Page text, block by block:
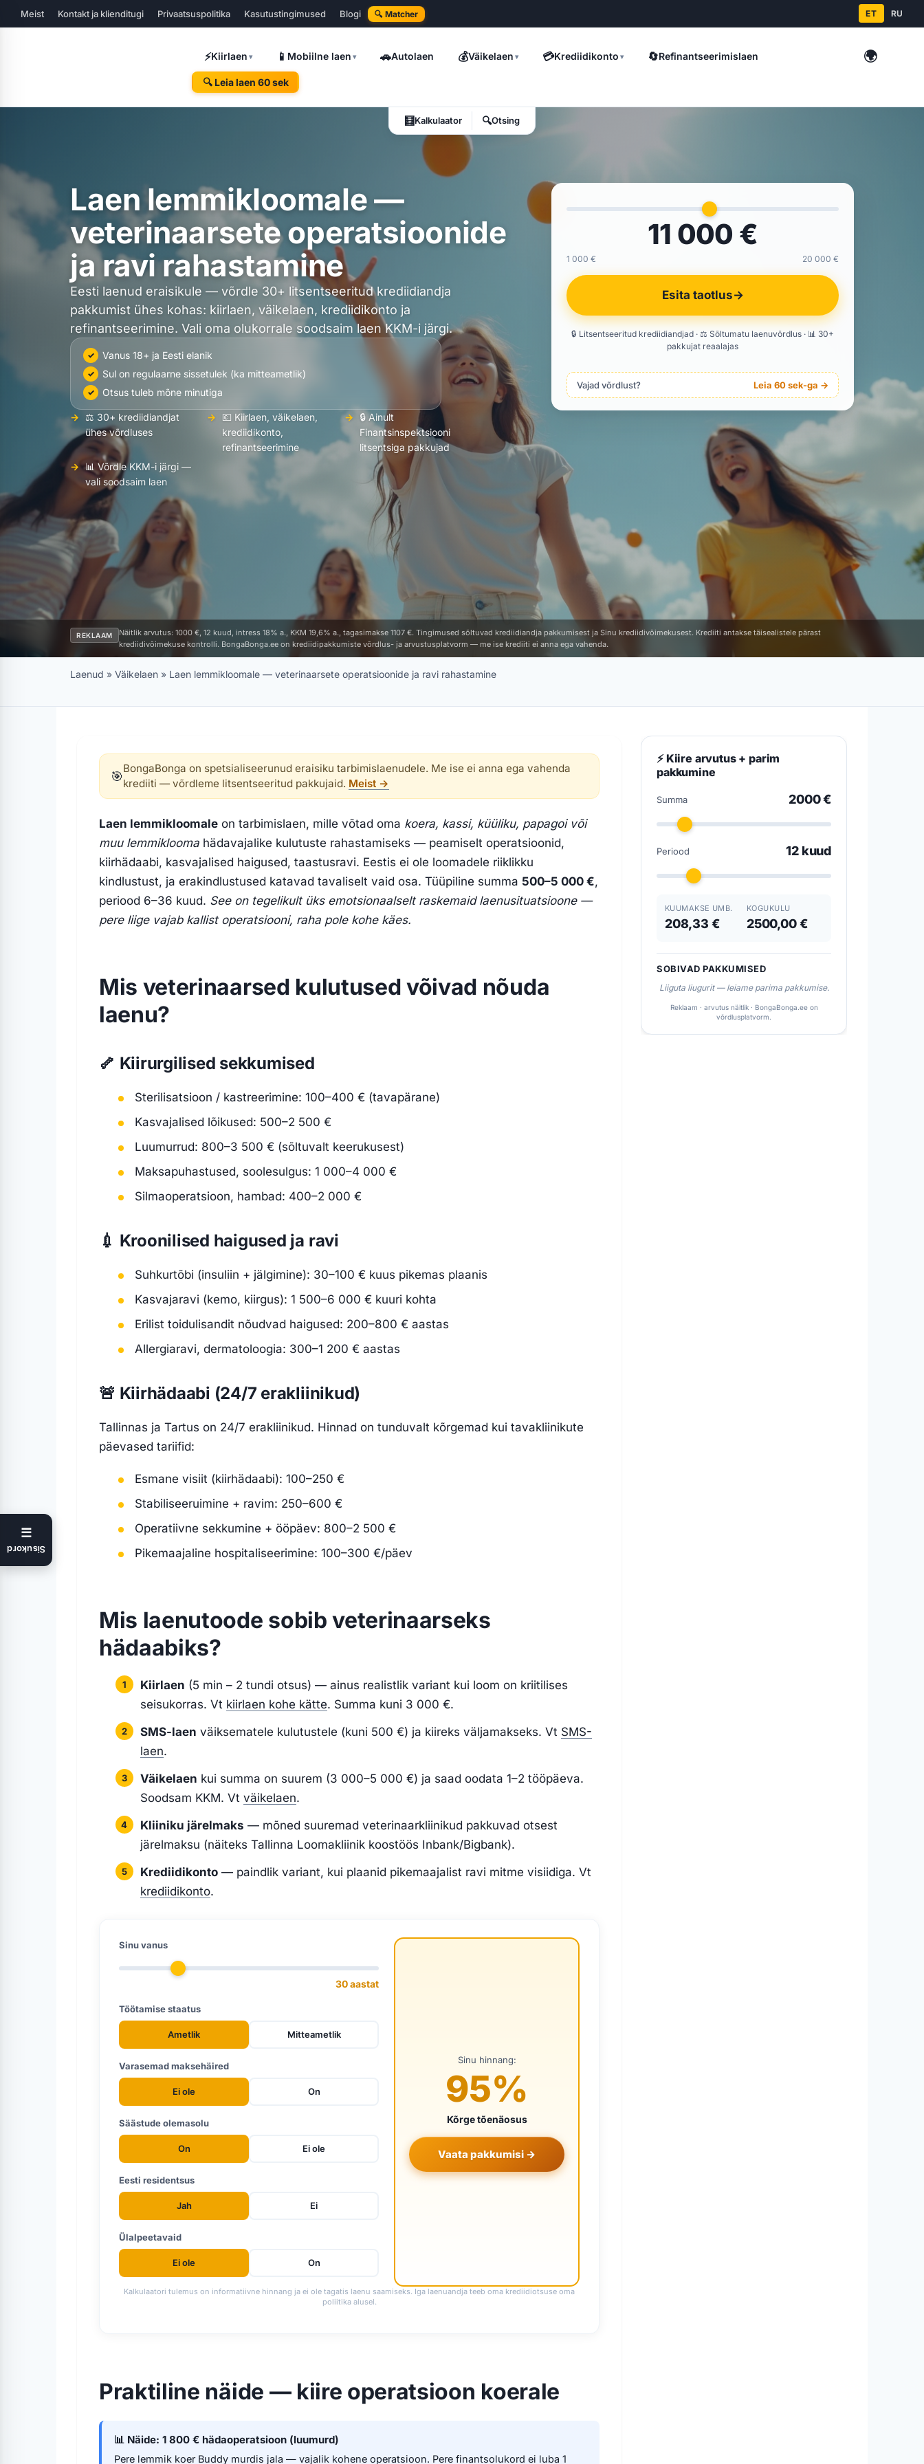
Skip
to
Meist Kontakt ja klienditugi Privaatsuspolitika Kasutustingimused Blogi 🔍 Matcher ET RU
⚡Kiirlaen ▾ 📱 Mobiilne laen ▾ 🚗Autolaen 💰Väikelaen ▾ 💳Krediidikonto ▾ 🔄Refinantseerimislaen 🌍Välismaa
🔍 Leia laen 60 sek
🧮Kalkulaator 🔍Otsing
Laen lemmikloomale —
veterinaarsete operatsioonide
ja ravi rahastamine
Eesti laenud eraisikule — võrdle 30+ litsentseeritud krediidiandja
pakkumist ühes kohas: kiirlaen, väikelaen, krediidikonto ja
refinantseerimine. Vali oma olukorrale soodsaim laen KKM-i järgi.
Vanus 18+ ja Eesti elanik
Sul on regulaarne sissetulek (ka mitteametlik)
Otsus tuleb mõne minutiga
⚖️ 30+ krediidiandjat
ühes võrdluses
💶 Kiirlaen, väikelaen,
krediidikonto,
refinantseerimine
🔒 Ainult
Finantsinspektsiooni
litsentsiga pakkujad
📊 Võrdle KKM-i järgi —
vali soodsaim laen
11 000 €
1 000 € 20 000 €
Esita taotlus→
🔒 Litsentseeritud krediidiandjad · ⚖️ Sõltumatu laenuvõrdlus · 📊 30+
pakkujat reaalajas
Vajad võrdlust? Leia 60 sek-ga →
REKLAAM
Näitlik arvutus: 1000 €, 12 kuud, intress 18% a., KKM 19,6% a., tagasimakse 1107 €. Tingimused sõltuvad krediidiandja pakkumisest ja Sinu krediidivõimekusest. Krediiti antakse täisealistele pärast
krediidivõimekuse kontrolli. BongaBonga.ee on krediidipakkumiste võrdlus- ja arvustusplatvorm — me ise krediiti ei anna ega vahenda.
Laenud » Väikelaen » Laen lemmikloomale — veterinaarsete operatsioonide ja ravi rahastamine
🎯BongaBonga on spetsialiseerunud eraisiku tarbimislaenudele. Me ise ei anna ega vahenda
krediiti — võrdleme litsentseeritud pakkujaid. Meist →
Laen lemmikloomale on tarbimislaen, mille võtad oma koera, kassi, küüliku, papagoi või
muu lemmiklooma hädavajalike kulutuste rahastamiseks — peamiselt operatsioonid,
kiirhädaabi, kasvajalised haigused, taastusravi. Eestis ei ole loomadele riiklikku
kindlustust, ja erakindlustused katavad tavaliselt vaid osa. Tüüpiline summa 500–5 000 €,
periood 6–36 kuud. See on tegelikult üks emotsionaalselt raskemaid laenusituatsioone —
pere liige vajab kallist operatsiooni, raha pole kohe käes.
Mis veterinaarsed kulutused võivad nõuda
laenu?
🦴 Kiirurgilised sekkumised
Sterilisatsioon / kastreerimine: 100–400 € (tavapärane)
Kasvajalised lõikused: 500–2 500 €
Luumurrud: 800–3 500 € (sõltuvalt keerukusest)
Maksapuhastused, soolesulgus: 1 000–4 000 €
Silmaoperatsioon, hambad: 400–2 000 €
💉 Kroonilised haigused ja ravi
Suhkurtõbi (insuliin + jälgimine): 30–100 € kuus pikemas plaanis
Kasvajaravi (kemo, kiirgus): 1 500–6 000 € kuuri kohta
Erilist toidulisandit nõudvad haigused: 200–800 € aastas
Allergiaravi, dermatoloogia: 300–1 200 € aastas
🚨 Kiirhädaabi (24/7 erakliinikud)
Tallinnas ja Tartus on 24/7 erakliinikud. Hinnad on tunduvalt kõrgemad kui tavakliinikute
päevased tariifid:
Esmane visiit (kiirhädaabi): 100–250 €
Stabiliseeruimine + ravim: 250–600 €
Operatiivne sekkumine + ööpäev: 800–2 500 €
Pikemaajaline hospitaliseerimine: 100–300 €/päev
Mis laenutoode sobib veterinaarseks
hädaabiks?
Kiirlaen (5 min – 2 tundi otsus) — ainus realistlik variant kui loom on kriitilises
seisukorras. Vt kiirlaen kohe kätte. Summa kuni 3 000 €.
SMS-laen väiksematele kulutustele (kuni 500 €) ja kiireks väljamakseks. Vt SMS-
laen.
Väikelaen kui summa on suurem (3 000–5 000 €) ja saad oodata 1–2 tööpäeva.
Soodsam KKM. Vt väikelaen.
Kliiniku järelmaks — mõned suuremad veterinaarkliinikud pakkuvad otsest
järelmaksu (näiteks Tallinna Loomakliinik koostöös Inbank/Bigbank).
Krediidikonto— paindlik variant, kui plaanid pikemaajalist ravi mitme visiidiga. Vt
krediidikonto.
Sinu vanus
30 aastat
Töötamise staatus
Ametlik Mitteametlik
Varasemad maksehäired
Ei ole On
Säästude olemasolu
On Ei ole
Eesti residentsus
Jah Ei
Ülalpeetavaid
Ei ole On
Sinu hinnang:
95%
Kõrge tõenäosus
Vaata pakkumisi →
Kalkulaatori tulemus on informatiivne hinnang ja ei ole tagatis laenu saamiseks. Iga laenuandja teeb oma krediidiotsuse oma
poliitika alusel.
Praktiline näide — kiire operatsioon koerale
📊 Näide: 1 800 € hädaoperatsioon (luumurd)
Pere lemmik koer Buddy murdis jala — vajalik kohene operatsioon. Pere finantsolukord ei luba 1
⚡ Kiire arvutus + parim
pakkumine
Summa 2000 €
Periood 12 kuud
KUUMAKSE UMB.
208,33 €
KOGUKULU
2500,00 €
SOBIVAD PAKKUMISED
Liiguta liugurit — leiame parima pakkumise.
Reklaam · arvutus näitlik · BongaBonga.ee on
võrdlusplatvorm.
☰
Sisukord